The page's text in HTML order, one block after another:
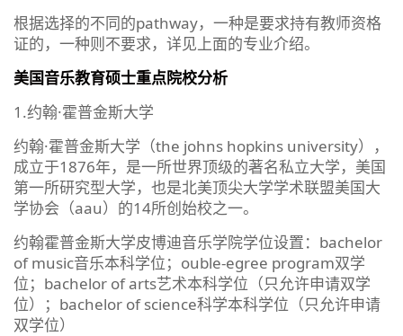
根据选择的不同的pathway，一种是要求持有教师资格
证的，一种则不要求，详见上面的专业介绍。
美国音乐教育硕士重点院校分析
1.约翰·霍普金斯大学
约翰·霍普金斯大学（the johns hopkins university），
成立于1876年，是一所世界顶级的著名私立大学，美国
第一所研究型大学，也是北美顶尖大学学术联盟美国大
学协会（aau）的14所创始校之一。
约翰霍普金斯大学皮博迪音乐学院学位设置：bachelor
of music音乐本科学位；ouble-egree program双学
位；bachelor of arts艺术本科学位（只允许申请双学
位）；bachelor of science科学本科学位（只允许申请
双学位）